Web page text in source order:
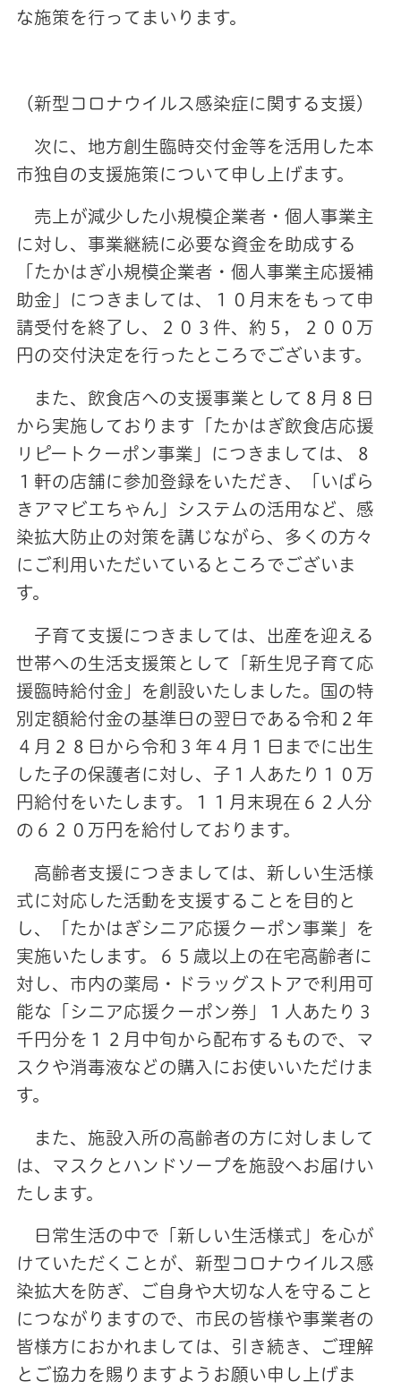
な施策を行ってまいります。
（新型コロナウイルス感染症に関する支援）
次に、地方創生臨時交付金等を活用した本
市独自の支援施策について申し上げます。
売上が減少した小規模企業者・個人事業主
に対し、事業継続に必要な資金を助成する
「たかはぎ小規模企業者・個人事業主応援補
助金」につきましては、１０月末をもって申
請受付を終了し、２０３件、約５，２００万
円の交付決定を行ったところでございます。
また、飲食店への支援事業として８月８日
から実施しております「たかはぎ飲食店応援
リピートクーポン事業」につきましては、８
１軒の店舗に参加登録をいただき、「いばら
きアマビエちゃん」システムの活用など、感
染拡大防止の対策を講じながら、多くの方々
にご利用いただいているところでございま
す。
子育て支援につきましては、出産を迎える
世帯への生活支援策として「新生児子育て応
援臨時給付金」を創設いたしました。国の特
別定額給付金の基準日の翌日である令和２年
４月２８日から令和３年４月１日までに出生
した子の保護者に対し、子１人あたり１０万
円給付をいたします。１１月末現在６２人分
の６２０万円を給付しております。
高齢者支援につきましては、新しい生活様
式に対応した活動を支援することを目的と
し、「たかはぎシニア応援クーポン事業」を
実施いたします。６５歳以上の在宅高齢者に
対し、市内の薬局・ドラッグストアで利用可
能な「シニア応援クーポン券」１人あたり３
千円分を１２月中旬から配布するもので、マ
スクや消毒液などの購入にお使いいただけま
す。
また、施設入所の高齢者の方に対しまして
は、マスクとハンドソープを施設へお届けい
たします。
日常生活の中で「新しい生活様式」を心が
けていただくことが、新型コロナウイルス感
染拡大を防ぎ、ご自身や大切な人を守ること
につながりますので、市民の皆様や事業者の
皆様方におかれましては、引き続き、ご理解
とご協力を賜りますようお願い申し上げま